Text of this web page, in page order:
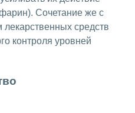
Сочетание же с
лекарственных средств
контроля уровней